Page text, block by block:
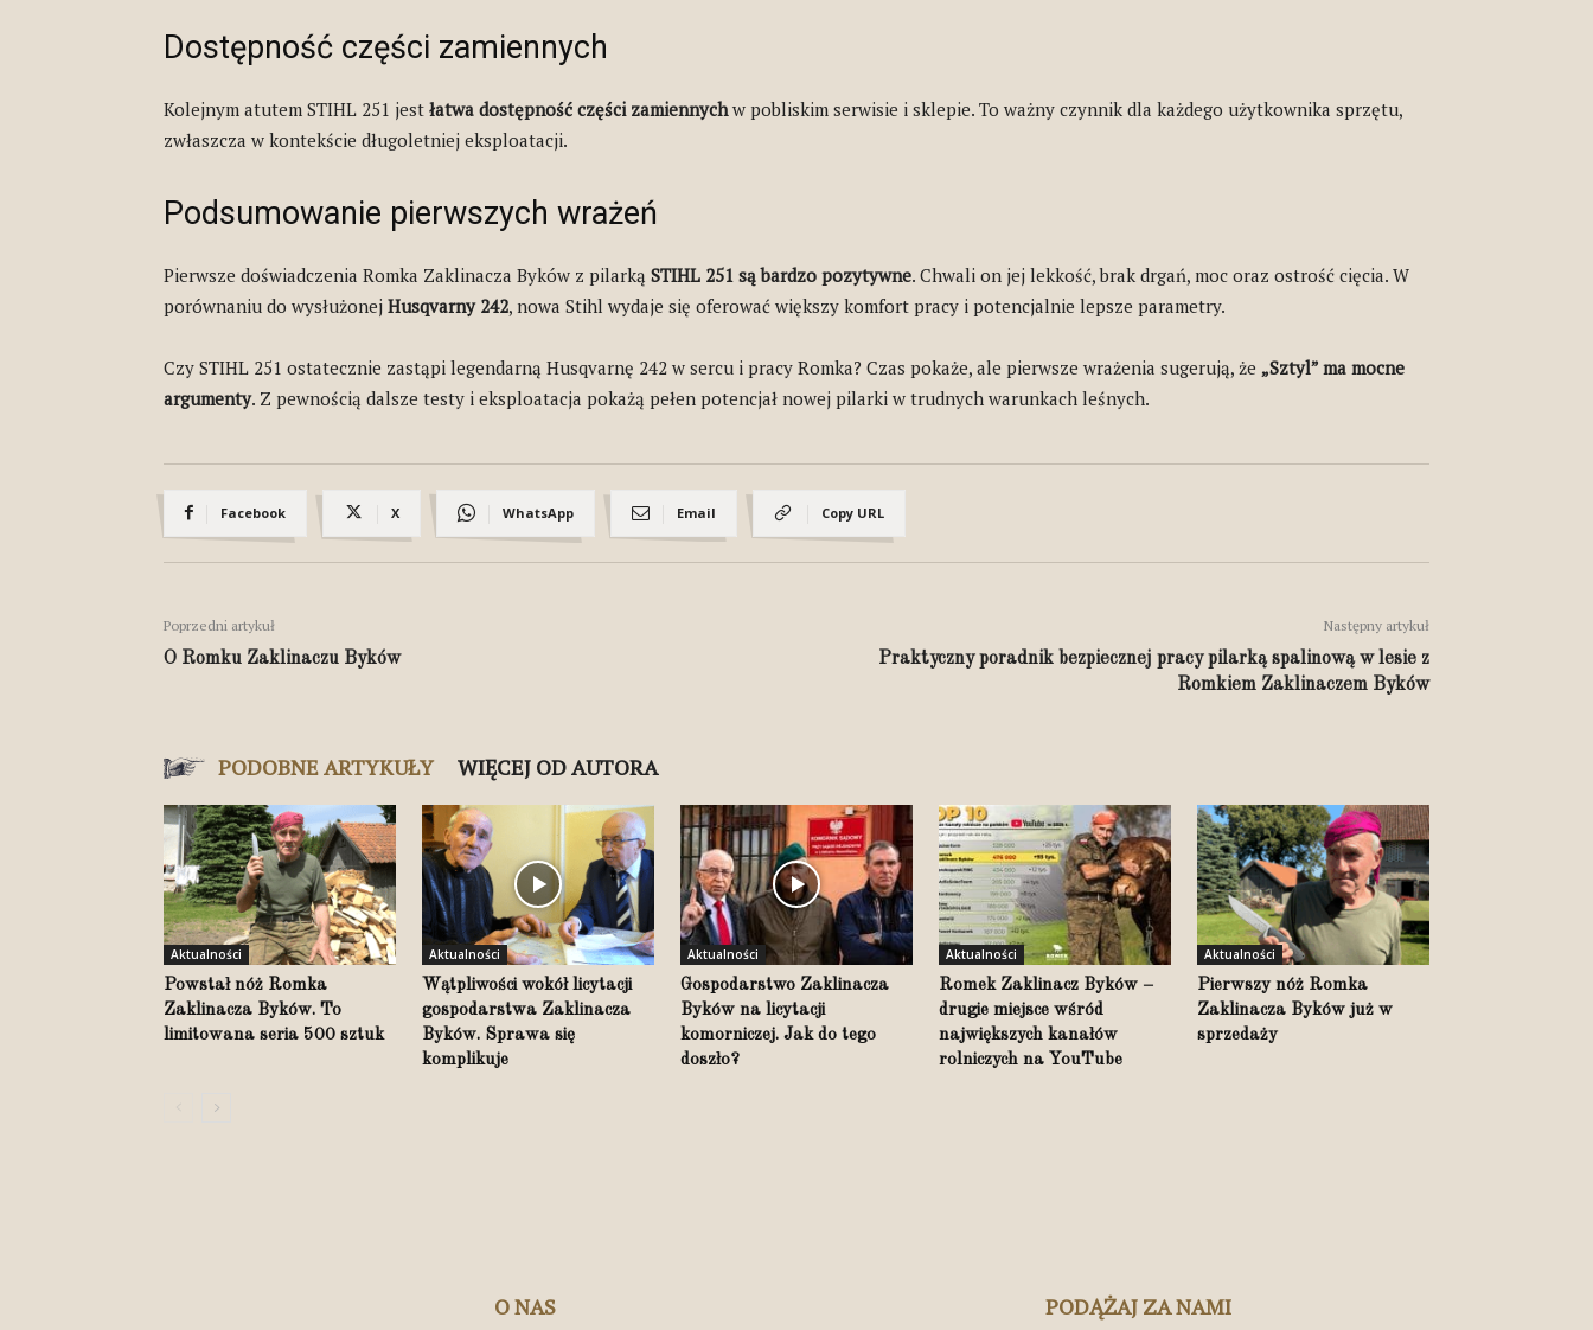
Dostępność części zamiennych
Kolejnym atutem STIHL 251 jest łatwa dostępność części zamiennych w pobliskim serwisie i sklepie. To ważny czynnik dla każdego użytkownika sprzętu,
zwłaszcza w kontekście długoletniej eksploatacji.
Podsumowanie pierwszych wrażeń
Pierwsze doświadczenia Romka Zaklinacza Byków z pilarką STIHL 251 są bardzo pozytywne. Chwali on jej lekkość, brak drgań, moc oraz ostrość cięcia. W
porównaniu do wysłużonej Husqvarny 242, nowa Stihl wydaje się oferować większy komfort pracy i potencjalnie lepsze parametry.
Czy STIHL 251 ostatecznie zastąpi legendarną Husqvarnę 242 w sercu i pracy Romka? Czas pokaże, ale pierwsze wrażenia sugerują, że „Sztyl” ma mocne
argumenty. Z pewnością dalsze testy i eksploatacja pokażą pełen potencjał nowej pilarki w trudnych warunkach leśnych.
Facebook X WhatsApp Email Copy URL
Poprzedni artykuł
O Romku Zaklinaczu Byków
Następny artykuł
Praktyczny poradnik bezpiecznej pracy pilarką spalinową w lesie z
Romkiem Zaklinaczem Byków
PODOBNE ARTYKUŁY WIĘCEJ OD AUTORA
Aktualności
Powstał nóż Romka
Zaklinacza Byków. To
limitowana seria 500 sztuk
Aktualności
Wątpliwości wokół licytacji
gospodarstwa Zaklinacza
Byków. Sprawa się
komplikuje
Aktualności
Gospodarstwo Zaklinacza
Byków na licytacji
komorniczej. Jak do tego
doszło?
Aktualności
Romek Zaklinacz Byków –
drugie miejsce wśród
największych kanałów
rolniczych na YouTube
Aktualności
Pierwszy nóż Romka
Zaklinacza Byków już w
sprzedaży
O NAS PODĄŻAJ ZA NAMI